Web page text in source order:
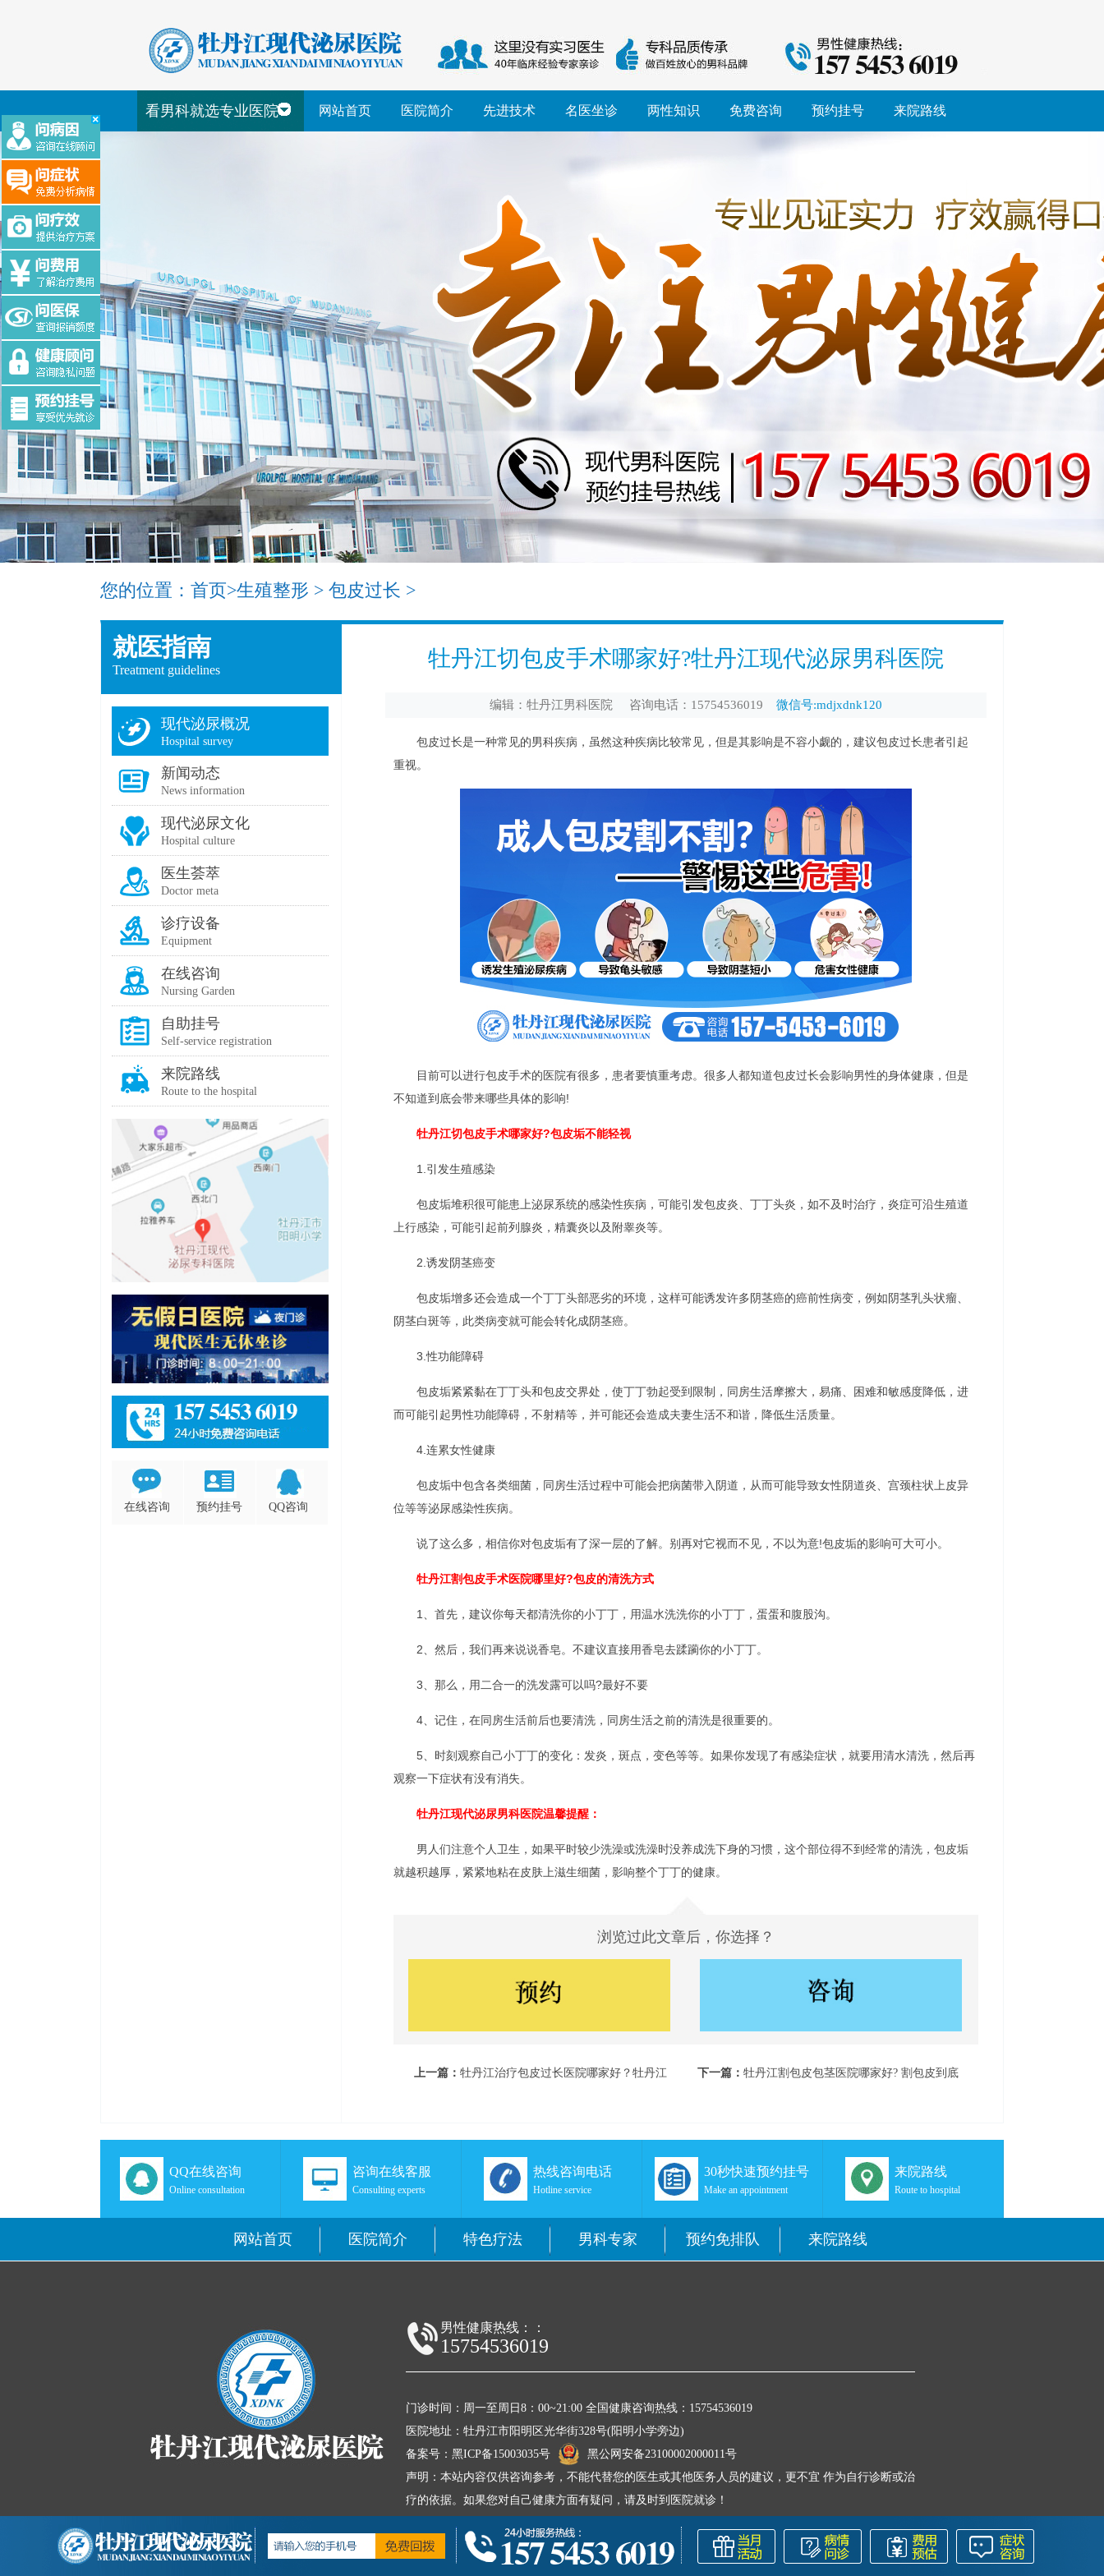
看男科就选专业医院 网站首页 医院简介 先进技术 名医坐诊 两性知识 免费咨询 预约挂号 来院路线
您的位置： 首页>生殖整形 > 包皮过长 >
就医指南
Treatment guidelines
现代泌尿概况
Hospital survey
新闻动态
News information
现代泌尿文化
Hospital culture
医生荟萃
Doctor meta
诊疗设备
Equipment
在线咨询
Nursing Garden
自助挂号
Self-service registration
来院路线
Route to the hospital
在线咨询 预约挂号 QQ咨询
牡丹江切包皮手术哪家好?牡丹江现代泌尿男科医院
编辑：牡丹江男科医院 咨询电话：15754536019 微信号:mdjxdnk120
包皮过长是一种常见的男科疾病，虽然这种疾病比较常见，但是其影响是不容小觑的，建议包皮过长患者引起
重视。
目前可以进行包皮手术的医院有很多，患者要慎重考虑。很多人都知道包皮过长会影响男性的身体健康，但是
不知道到底会带来哪些具体的影响!
牡丹江切包皮手术哪家好?包皮垢不能轻视
1.引发生殖感染
包皮垢堆积很可能患上泌尿系统的感染性疾病，可能引发包皮炎、丁丁头炎，如不及时治疗，炎症可沿生殖道
上行感染，可能引起前列腺炎，精囊炎以及附睾炎等。
2.诱发阴茎癌变
包皮垢增多还会造成一个丁丁头部恶劣的环境，这样可能诱发许多阴茎癌的癌前性病变，例如阴茎乳头状瘤、
阴茎白斑等，此类病变就可能会转化成阴茎癌。
3.性功能障碍
包皮垢紧紧黏在丁丁头和包皮交界处，使丁丁勃起受到限制，同房生活摩擦大，易痛、困难和敏感度降低，进
而可能引起男性功能障碍，不射精等，并可能还会造成夫妻生活不和谐，降低生活质量。
4.连累女性健康
包皮垢中包含各类细菌，同房生活过程中可能会把病菌带入阴道，从而可能导致女性阴道炎、宫颈柱状上皮异
位等等泌尿感染性疾病。
说了这么多，相信你对包皮垢有了深一层的了解。别再对它视而不见，不以为意!包皮垢的影响可大可小。
牡丹江割包皮手术医院哪里好?包皮的清洗方式
1、首先，建议你每天都清洗你的小丁丁，用温水洗洗你的小丁丁，蛋蛋和腹股沟。
2、然后，我们再来说说香皂。不建议直接用香皂去蹂躏你的小丁丁。
3、那么，用二合一的洗发露可以吗?最好不要
4、记住，在同房生活前后也要清洗，同房生活之前的清洗是很重要的。
5、时刻观察自己小丁丁的变化：发炎，斑点，变色等等。如果你发现了有感染症状，就要用清水清洗，然后再
观察一下症状有没有消失。
牡丹江现代泌尿男科医院温馨提醒：
男人们注意个人卫生，如果平时较少洗澡或洗澡时没养成洗下身的习惯，这个部位得不到经常的清洗，包皮垢
就越积越厚，紧紧地粘在皮肤上滋生细菌，影响整个丁丁的健康。
浏览过此文章后，你选择？
上一篇： 牡丹江治疗包皮过长医院哪家好？牡丹江
下一篇： 牡丹江割包皮包茎医院哪家好? 割包皮到底
QQ在线咨询
Online consultation
咨询在线客服
Consulting experts
热线咨询电话
Hotline service
30秒快速预约挂号
Make an appointment
来院路线
Route to hospital
网站首页 医院简介 特色疗法 男科专家 预约免排队 来院路线
男性健康热线：：
15754536019
门诊时间：周一至周日8：00~21:00 全国健康咨询热线：15754536019
医院地址：牡丹江市阳明区光华街328号(阳明小学旁边)
备案号： 黑ICP备15003035号
黑公网安备23100002000011号
声明：本站内容仅供咨询参考，不能代替您的医生或其他医务人员的建议，更不宜 作为自行诊断或治
疗的依据。如果您对自己健康方面有疑问，请及时到医院就诊！